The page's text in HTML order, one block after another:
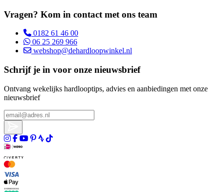
Vragen? Kom in contact met ons team
0182 61 46 00
06 25 269 966
webshop@dehardloopwinkel.nl
Schrijf je in voor onze nieuwsbrief
Ontvang wekelijks hardlooptips, advies en aanbiedingen met onze
nieuwsbrief